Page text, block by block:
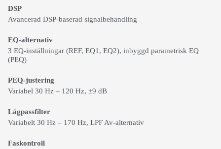
DSP
Avancerad DSP-baserad signalbehandling
EQ-alternativ
3 EQ-inställningar (REF, EQ1, EQ2), inbyggd parametrisk EQ
(PEQ)
PEQ-justering
Variabel 30 Hz – 120 Hz, ±9 dB
Lågpassfilter
Variabelt 30 Hz – 170 Hz, LPF Av-alternativ
Faskontroll